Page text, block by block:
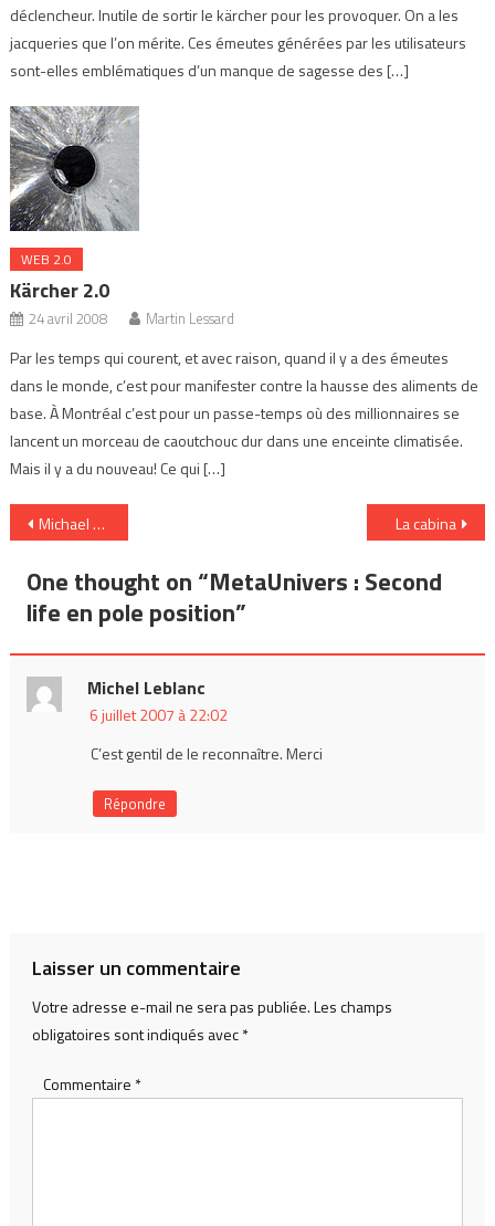
déclencheur. Inutile de sortir le kärcher pour les provoquer. On a les
jacqueries que l’on mérite. Ces émeutes générées par les utilisateurs
sont-elles emblématiques d’un manque de sagesse des […]
WEB 2.0
Kärcher 2.0
24 avril 2008 Martin Lessard
Par les temps qui courent, et avec raison, quand il y a des émeutes
dans le monde, c’est pour manifester contre la hausse des aliments de
base. À Montréal c’est pour un passe-temps où des millionnaires se
lancent un morceau de caoutchouc dur dans une enceinte climatisée.
Mais il y a du nouveau! Ce qui […]
Navigation
de
l’article
Michael Geist -The taming of World « Wild » Web La cabina
One thought on “MetaUnivers : Second
life en pole position”
Michel Leblanc
6 juillet 2007 à 22:02
C’est gentil de le reconnaître. Merci
Répondre
Laisser un commentaire
Votre adresse e-mail ne sera pas publiée.Les champs
obligatoires sont indiqués avec*
Commentaire *